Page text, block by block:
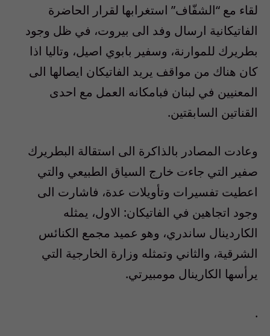
لقاء مع “الشفّاف” استغرابها لقرار الحاضرة
الفاتيكانية ارسال وفد الى بيروت، في ظل وجود
بطريرك للموارنة، وسفير بابوي اصيل، وتاليا اذا
كان هناك من مواقف يريد الفاتيكان ايصالها الى
المعنيين في لبنان فبامكانه العمل مع احدى
القناتين السابقتين.
وعادت المصادر بالذاكرة الى استقالة البطريرك
صفير التي جاءت خارج السياق الطبيعي والتي
اعطيت تفسيرات وتأويلات عدة، فاشارت الى
وجود اتجاهين في الفاتيكان: الاول، يمثله
الكاردينال ساندري، وهو عميد مجمع الكنائس
الشرقية، والثاني وتمثله وزارة الخارجية التي
يرأسها الكارينال مومبيرتي.
.